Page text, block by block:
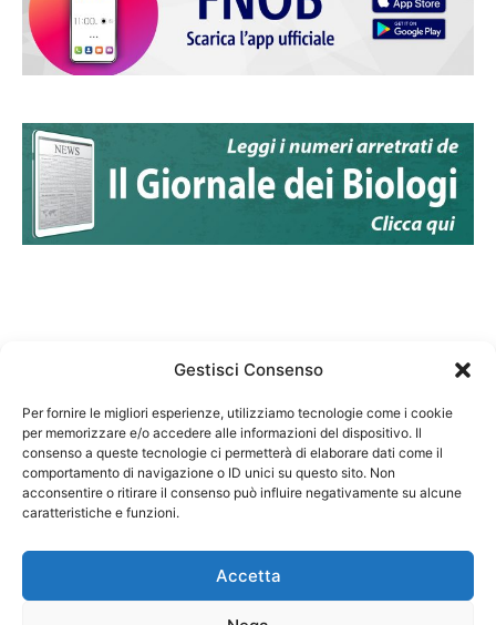
Gestisci Consenso
Per fornire le migliori esperienze, utilizziamo tecnologie come i cookie
per memorizzare e/o accedere alle informazioni del dispositivo. Il
consenso a queste tecnologie ci permetterà di elaborare dati come il
comportamento di navigazione o ID unici su questo sito. Non
acconsentire o ritirare il consenso può influire negativamente su alcune
caratteristiche e funzioni.
Accetta
Federazione Nazionale Degli Ordini dei Biologi:
codice fiscale 80069130583
Responsabile sito internet www.fnob.it: Vincenzo